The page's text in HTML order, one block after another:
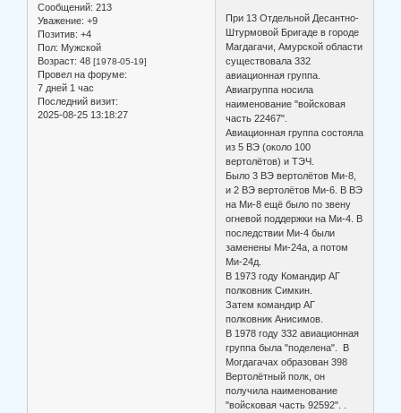
Сообщений: 213
Уважение: +9
Позитив: +4
Пол: Мужской
Возраст: 48 [1978-05-19]
Провел на форуме:
7 дней 1 час
Последний визит:
2025-08-25 13:18:27
При 13 Отдельной Десантно-
Штурмовой Бригаде в городе
Магдагачи, Амурской области
существовала 332
авиационная группа.
Авиагруппа носила
наименование "войсковая
часть 22467".
Авиационная группа состояла
из 5 ВЭ (около 100
вертолётов) и ТЭЧ.
Было 3 ВЭ вертолётов Ми-8,
и 2 ВЭ вертолётов Ми-6. В ВЭ
на Ми-8 ещё было по звену
огневой поддержки на Ми-4. В
последствии Ми-4 были
заменены Ми-24а, а потом
Ми-24д.
В 1973 году Командир АГ
полковник Симкин.
Затем командир АГ
полковник Анисимов.
В 1978 году 332 авиационная
группа была "поделена". В
Могдагачах образован 398
Вертолётный полк, он
получила наименование
"войсковая часть 92592". .